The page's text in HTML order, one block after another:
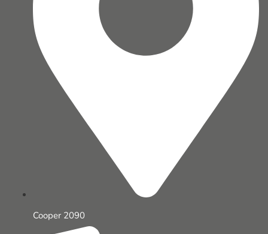
Cooper 2090